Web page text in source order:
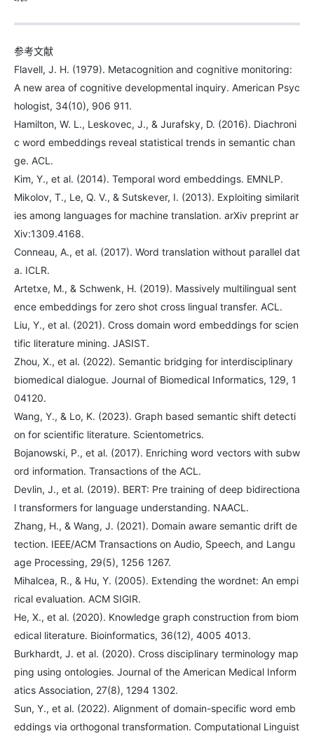
参考文献
Flavell, J. H. (1979). Metacognition and cognitive monitoring:
A new area of cognitive developmental inquiry. American Psyc
hologist, 34(10), 906 911.
Hamilton, W. L., Leskovec, J., & Jurafsky, D. (2016). Diachroni
c word embeddings reveal statistical trends in semantic chan
ge. ACL.
Kim, Y., et al. (2014). Temporal word embeddings. EMNLP.
Mikolov, T., Le, Q. V., & Sutskever, I. (2013). Exploiting similarit
ies among languages for machine translation. arXiv preprint ar
Xiv:1309.4168.
Conneau, A., et al. (2017). Word translation without parallel dat
a. ICLR.
Artetxe, M., & Schwenk, H. (2019). Massively multilingual sent
ence embeddings for zero shot cross lingual transfer. ACL.
Liu, Y., et al. (2021). Cross domain word embeddings for scien
tific literature mining. JASIST.
Zhou, X., et al. (2022). Semantic bridging for interdisciplinary
biomedical dialogue. Journal of Biomedical Informatics, 129, 1
04120.
Wang, Y., & Lo, K. (2023). Graph based semantic shift detecti
on for scientific literature. Scientometrics.
Bojanowski, P., et al. (2017). Enriching word vectors with subw
ord information. Transactions of the ACL.
Devlin, J., et al. (2019). BERT: Pre training of deep bidirectiona
l transformers for language understanding. NAACL.
Zhang, H., & Wang, J. (2021). Domain aware semantic drift de
tection. IEEE/ACM Transactions on Audio, Speech, and Langu
age Processing, 29(5), 1256 1267.
Mihalcea, R., & Hu, Y. (2005). Extending the wordnet: An empi
rical evaluation. ACM SIGIR.
He, X., et al. (2020). Knowledge graph construction from biom
edical literature. Bioinformatics, 36(12), 4005 4013.
Burkhardt, J. et al. (2020). Cross disciplinary terminology map
ping using ontologies. Journal of the American Medical Inform
atics Association, 27(8), 1294 1302.
Sun, Y., et al. (2022). Alignment of domain-specific word emb
eddings via orthogonal transformation. Computational Linguist